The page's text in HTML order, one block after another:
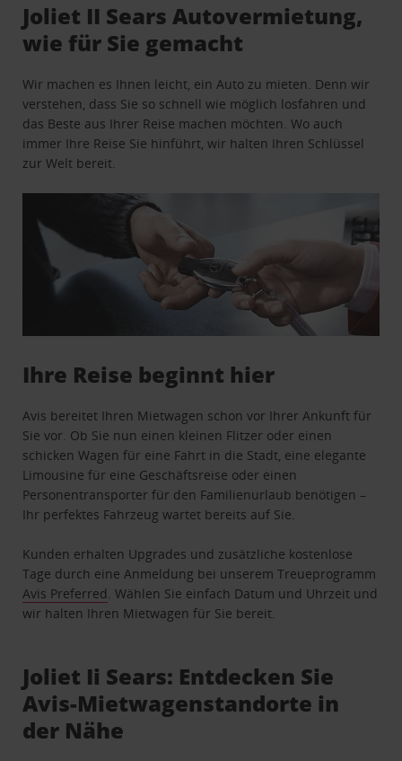
Joliet II Sears Autovermietung,
wie für Sie gemacht
Wir machen es Ihnen leicht, ein Auto zu mieten. Denn wir
verstehen, dass Sie so schnell wie möglich losfahren und
das Beste aus Ihrer Reise machen möchten. Wo auch
immer Ihre Reise Sie hinführt, wir halten Ihren Schlüssel
zur Welt bereit.
Ihre Reise beginnt hier
Avis bereitet Ihren Mietwagen schon vor Ihrer Ankunft für
Sie vor. Ob Sie nun einen kleinen Flitzer oder einen
schicken Wagen für eine Fahrt in die Stadt, eine elegante
Limousine für eine Geschäftsreise oder einen
Personentransporter für den Familienurlaub benötigen –
Ihr perfektes Fahrzeug wartet bereits auf Sie.
Kunden erhalten Upgrades und zusätzliche kostenlose
Tage durch eine Anmeldung bei unserem Treueprogramm
Avis Preferred . Wählen Sie einfach Datum und Uhrzeit und
wir halten Ihren Mietwagen für Sie bereit.
Joliet Ii Sears: Entdecken Sie
Avis-Mietwagenstandorte in
der Nähe